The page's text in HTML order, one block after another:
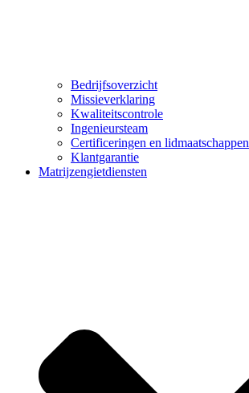
Bedrijfsoverzicht
Missieverklaring
Kwaliteitscontrole
Ingenieursteam
Certificeringen en lidmaatschappen
Klantgarantie
Matrijzengietdiensten